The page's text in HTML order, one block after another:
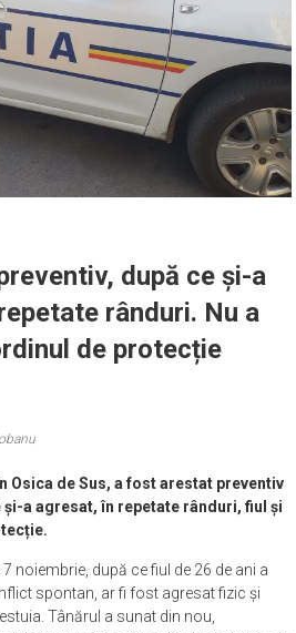
după ce și-a
rânduri. Nu a
de protecție
Osica de Sus, a fost arestat preventiv
și-a agresat, în repetate rânduri, fiul și
noiembrie, după ce fiul de 26 de ani a
spontan, ar fi fost agresat fizic și
Tânărul a sunat din nou,